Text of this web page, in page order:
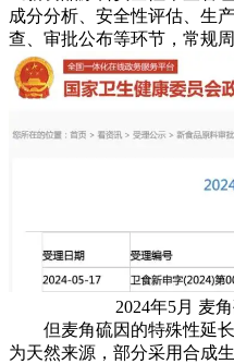
成分分析、安全性评估、生
查、审批公布等环节，常规
2024年5月 麦
但麦角硫因的特殊性延长
为天然来源，部分采用合成